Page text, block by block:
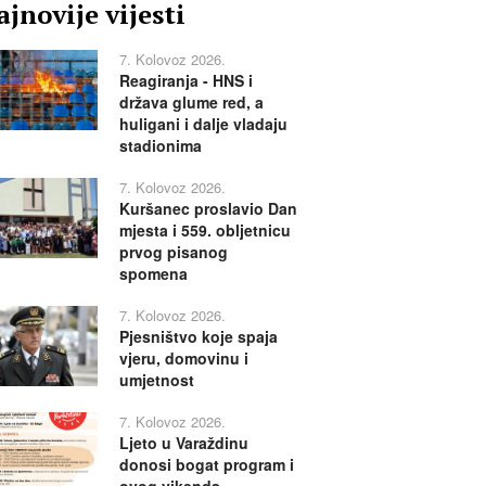
vijesti
7. Kolovoz 2026.
Reagiranja - HNS i
država glume red, a
huligani i dalje vladaju
stadionima
7. Kolovoz 2026.
Kuršanec proslavio Dan
mjesta i 559. obljetnicu
prvog pisanog
spomena
7. Kolovoz 2026.
Pjesništvo koje spaja
vjeru, domovinu i
umjetnost
7. Kolovoz 2026.
Ljeto u Varaždinu
donosi bogat program i